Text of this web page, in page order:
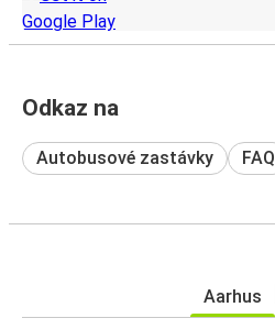
Odkaz na
Autobusové zastávky FAQ
Aarhus